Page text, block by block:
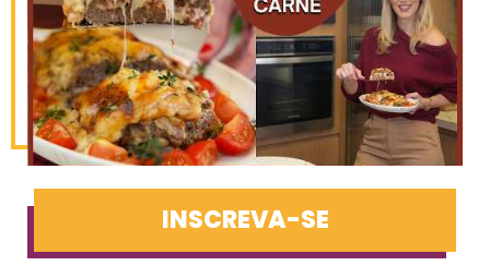
INSCREVA-SE